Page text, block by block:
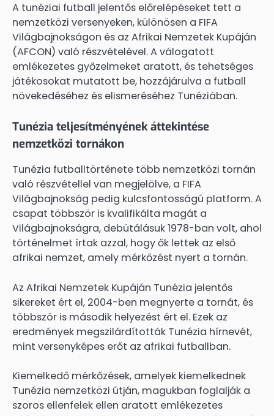
A tunéziai futball jelentős előrelépéseket tett a
nemzetközi versenyeken, különösen a FIFA
Világbajnokságon és az Afrikai Nemzetek Kupáján
(AFCON) való részvételével. A válogatott
emlékezetes győzelmeket aratott, és tehetséges
játékosokat mutatott be, hozzájárulva a futball
növekedéséhez és elismeréséhez Tunéziában.
Tunézia teljesítményének áttekintése
nemzetközi tornákon
Tunézia futballtörténete több nemzetközi tornán
való részvétellel van megjelölve, a FIFA
Világbajnokság pedig kulcsfontosságú platform. A
csapat többször is kvalifikálta magát a
Világbajnokságra, debütálásuk 1978-ban volt, ahol
történelmet írtak azzal, hogy ők lettek az első
afrikai nemzet, amely mérkőzést nyert a tornán.
Az Afrikai Nemzetek Kupáján Tunézia jelentős
sikereket ért el, 2004-ben megnyerte a tornát, és
többször is második helyezést ért el. Ezek az
eredmények megszilárdították Tunézia hírnevét,
mint versenyképes erőt az afrikai futballban.
Kiemelkedő mérkőzések, amelyek kiemelkednek
Tunézia nemzetközi útján, magukban foglalják a
szoros ellenfelek ellen aratott emlékezetes